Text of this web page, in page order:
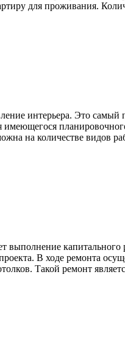
для проживания.
интерьера. Это
имеющегося
на количестве видов
выполнение
В ходе ремонта
Такой ремонт